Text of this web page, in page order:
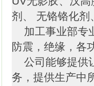
剂、 无铬铬化剂
加工事业部专
防震，绝缘，各
公司能够提供
务，提供生产中